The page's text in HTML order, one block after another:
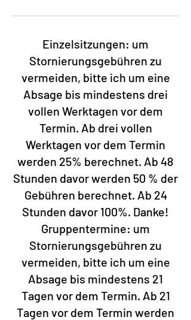
Einzelsitzungen: um
Stornierungsgebühren zu
vermeiden, bitte ich um eine
Absage bis mindestens drei
vollen Werktagen vor dem
Termin. Ab drei vollen
Werktagen vor dem Termin
werden 25% berechnet. Ab 48
Stunden davor werden 50 % der
Gebühren berechnet. Ab 24
Stunden davor 100%. Danke!
Gruppentermine: um
Stornierungsgebühren zu
vermeiden, bitte ich um eine
Absage bis mindestens 21
Tagen vor dem Termin. Ab 21
Tagen vor dem Termin werden